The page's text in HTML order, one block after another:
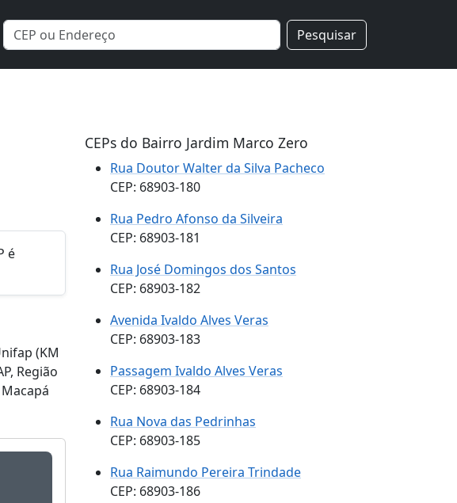
Pesquisar
é
(KM
Região
CEPs do Bairro Jardim Marco Zero
Rua Doutor Walter da Silva Pacheco
CEP: 68903-180
Rua Pedro Afonso da Silveira
CEP: 68903-181
Rua José Domingos dos Santos
CEP: 68903-182
Avenida Ivaldo Alves Veras
CEP: 68903-183
Passagem Ivaldo Alves Veras
CEP: 68903-184
Rua Nova das Pedrinhas
CEP: 68903-185
Rua Raimundo Pereira Trindade
CEP: 68903-186